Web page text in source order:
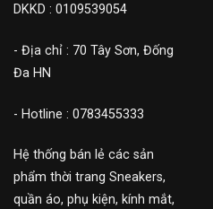
DKKD : 0109539054
- Địa chỉ : 70 Tây Sơn, Đống
Đa HN
- Hotline : 0783455333
Hệ thống bán lẻ các sản
phẩm thời trang Sneakers,
quần áo, phụ kiện, kính mắt,